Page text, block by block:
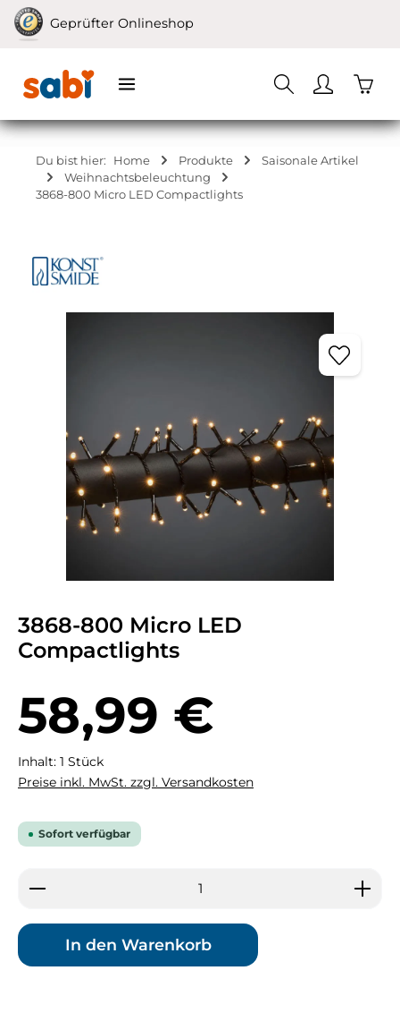
Zum Hauptinhalt springen
Geprüfter Onlineshop
Du bist hier: Home Produkte
Saisonale Artikel
Weihnachtsbeleuchtung
3868-800 Micro LED Compactlights
3868-800 Micro LED
Compactlights
58,99 €
Inhalt: 1 Stück
Preise inkl. MwSt. zzgl. Versandkosten
Sofort verfügbar
Produkt Anzahl: Gib den gewünschten Wert
In den Warenkorb